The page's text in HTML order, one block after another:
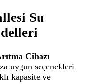
Su
Cihazı
uygun seçenekleri
kapasite ve